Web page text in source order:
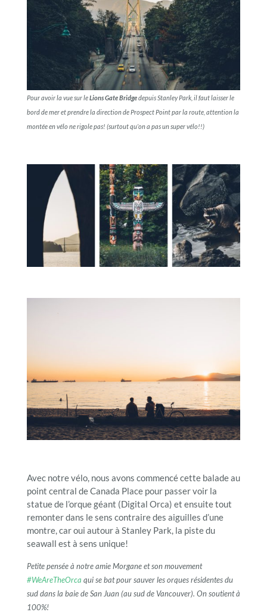
Pour avoir la vue sur leLions Gate Bridgedepuis Stanley Park, il faut laisser le
bord de mer et prendre la direction de Prospect Point par la route, attention la
montée en vélo ne rigole pas! (surtout qu’on a pas un super vélo!!)
Avec notre vélo, nous avons commencé cette balade au
point central de Canada Place pour passer voir la
statue de l’orque géant (Digital Orca) et ensuite tout
remonter dans le sens contraire des aiguilles d’une
montre, car oui autour à Stanley Park, la piste du
seawall est à sens unique!
Petite pensée à notre amie Morgane et son mouvement
#WeAreTheOrca qui se bat pour sauver les orques résidentes du
sud dans la baie de San Juan (au sud de Vancouver). On soutient à
100%!